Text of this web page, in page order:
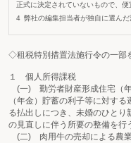
正式に決定されていないもので、
弊社の編集担当者が独自に選ん
◇租税特別措置法施行令の一部
１ 個人所得課税
(一) 勤労者財産形成住宅（年
（年金）貯蓄の利子等に対す
る払出しにつき、未婚のひと
の見直しに伴う所要の整備を行
(二) 肉用牛の売却による農業